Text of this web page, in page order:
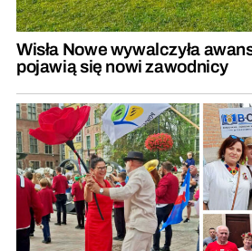
Wisła Nowe wywalczyła
pojawią się nowi zawodnicy